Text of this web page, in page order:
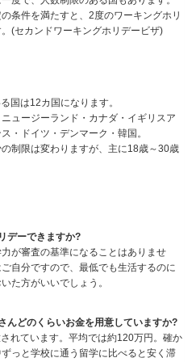
条件を満たすと、2度のワーキングホリ
(セカンドワーキングホリデービザ)
国は12カ国になります。
ュージーランド・カナダ・イギリスア
・ドイツ・デンマーク・韓国。
制限は変わりますが、主に18歳～30歳
デーできますか?
が審査の基準になることはありませ
自分ですので、最低でも生活するのに
た方がいいでしょう。
んどのくらいお金を用意していますか?
れています。平均では約120万円。確か
っと学校に通う留学に比べると安く滞